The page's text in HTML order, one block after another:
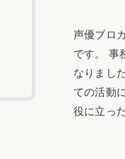
声優ブロ
です。 事
なりまし
ての活動
役に立っ